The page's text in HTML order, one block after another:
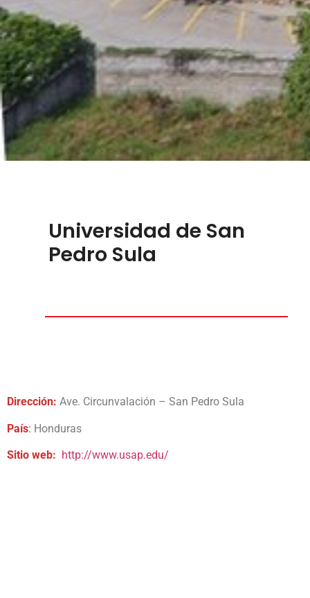
Universidad de San
Pedro Sula
Dirección: Ave. Circunvalación – San Pedro Sula
País: Honduras
Sitio web: http://www.usap.edu/